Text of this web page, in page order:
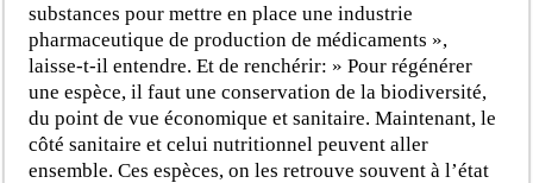
substances pour mettre en place une industrie
pharmaceutique de production de médicaments »,
laisse-t-il entendre. Et de renchérir: » Pour régénérer
une espèce, il faut une conservation de la biodiversité,
du point de vue économique et sanitaire. Maintenant, le
côté sanitaire et celui nutritionnel peuvent aller
ensemble. Ces espèces, on les retrouve souvent à l’état